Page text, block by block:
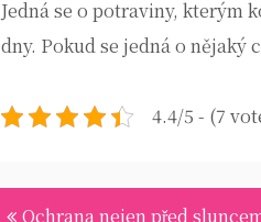
Jedná se o potraviny, kterým
dny. Pokud se jedná o nějaký
4.4/5 - (7
Navigace
Ochrana nejen před